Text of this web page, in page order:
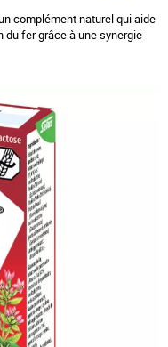
complément naturel qui aide
du fer grâce à une synergie